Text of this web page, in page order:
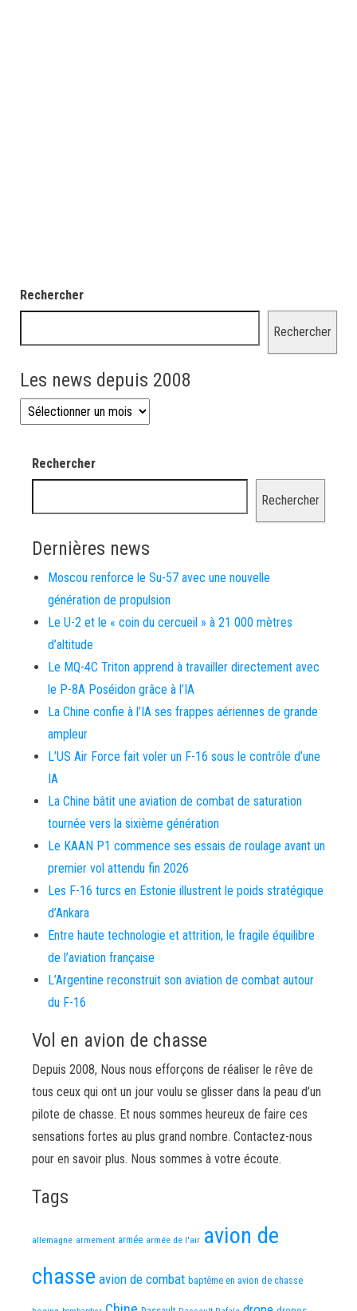
Rechercher
Rechercher
Les news depuis 2008
Les news depuis 2008
Rechercher
Rechercher
Dernières news
Moscou renforce le Su-57 avec une nouvelle
génération de propulsion
Le U-2 et le « coin du cercueil » à 21 000 mètres
d’altitude
Le MQ-4C Triton apprend à travailler directement avec
le P-8A Poséidon grâce à l’IA
La Chine confie à l’IA ses frappes aériennes de grande
ampleur
L’US Air Force fait voler un F-16 sous le contrôle d’une
IA
La Chine bâtit une aviation de combat de saturation
tournée vers la sixième génération
Le KAAN P1 commence ses essais de roulage avant un
premier vol attendu fin 2026
Les F-16 turcs en Estonie illustrent le poids stratégique
d’Ankara
Entre haute technologie et attrition, le fragile équilibre
de l’aviation française
L’Argentine reconstruit son aviation de combat autour
du F-16
Vol en avion de chasse
Depuis 2008, Nous nous efforçons de réaliser le rêve de
tous ceux qui ont un jour voulu se glisser dans la peau d’un
pilote de chasse. Et nous sommes heureux de faire ces
sensations fortes au plus grand nombre. Contactez-nous
pour en savoir plus. Nous sommes à votre écoute.
Tags
allemagne armement armée armée de l'air avion de
chasse avion de combat baptême en avion de chasse